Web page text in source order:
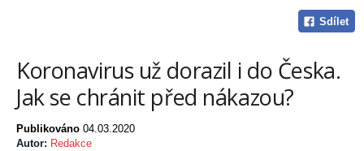
Sdílet
Koronavirus už dorazil i do Česka.
Jak se chránit před nákazou?
Publikováno 04.03.2020
Autor: Redakce